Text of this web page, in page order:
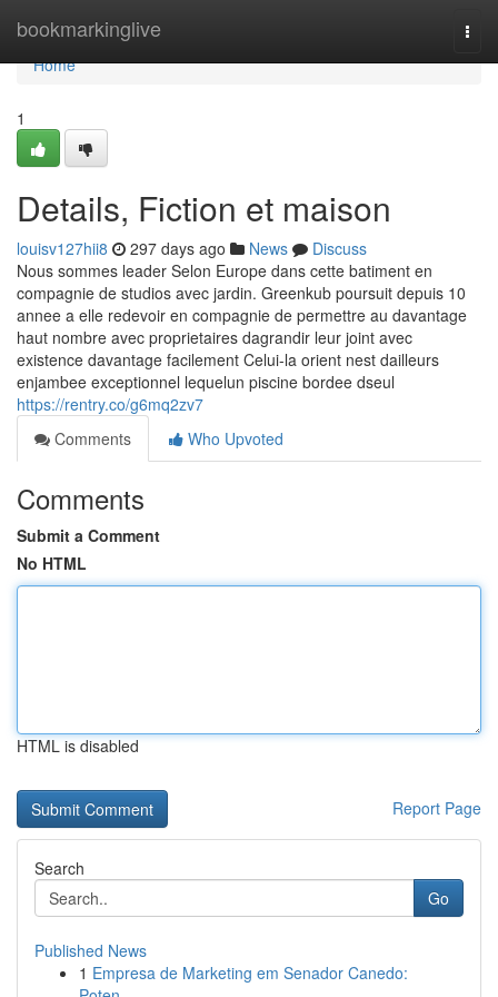
bookmarkinglive
Home
Home
1
Details, Fiction et maison
louisv127hii8 297 days ago News
Discuss
Nous sommes leader Selon Europe dans cette batiment en
compagnie de studios avec jardin. Greenkub poursuit depuis 10
annee a elle redevoir en compagnie de permettre au davantage
haut nombre avec proprietaires dagrandir leur joint avec
existence davantage facilement Celui-la orient nest dailleurs
enjambee exceptionnel lequelun piscine bordee dseul
https://rentry.co/g6mq2zv7
Comments
Who Upvoted
Comments
Submit a Comment
No HTML
HTML is disabled
Report Page
Search
Go
Published News
1 Empresa de Marketing em Senador Canedo: